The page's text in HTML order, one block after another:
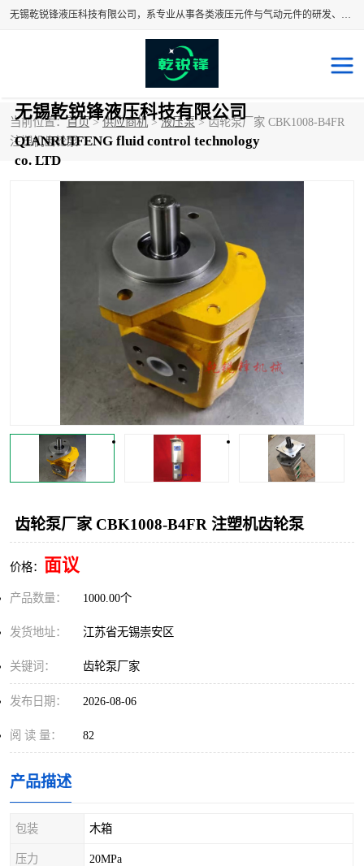
无锡乾锐锋液压科技有限公司，系专业从事各类液压元件与气动元件的研发、生产和销售业务为一体的生产型齿轮泵厂家、液压齿轮泵厂家。主要生产销售风冷式冷却器、液压油风冷却器，冷却器厂家直销、齿轮泵型号、齿轮泵厂家排名详情可来电咨询！
无锡乾锐锋液压科技有限公司
QIANRUIFENG fluid control technology
co. LTD
当前位置：首页>供应商机 >液压泵> 齿轮泵厂家 CBK1008-B4FR
注塑机齿轮泵
齿轮泵厂家 CBK1008-B4FR 注塑机齿轮泵
价格： 面议
产品数量： 1000.00个
发货地址： 江苏省无锡崇安区
关键词： 齿轮泵厂家
发布日期： 2026-08-06
阅 读 量： 82
产品描述
包装 木箱
压力 20MPa
液压泵 液压阀
冷却器厂家直销 过滤器